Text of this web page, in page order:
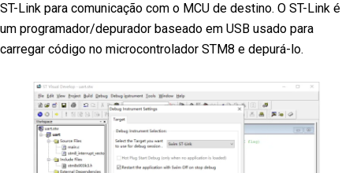
ST-Link para comunicação com o MCU de destino. O ST-Link é
um programador/depurador baseado em USB usado para
carregar código no microcontrolador STM8 e depurá-lo.